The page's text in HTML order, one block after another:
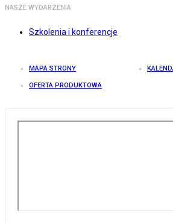
NASZE WYDARZENIA
Szkolenia i konferencje
MAPA STRONY
OFERTA PRODUKTOWA